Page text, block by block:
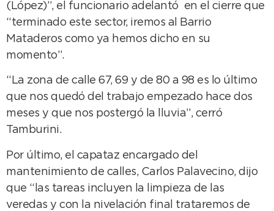
(López)”, el funcionario adelantó en el cierre que
“terminado este sector, iremos al Barrio
Mataderos como ya hemos dicho en su
momento”.
“La zona de calle 67, 69 y de 80 a 98 es lo último
que nos quedó del trabajo empezado hace dos
meses y que nos postergó la lluvia”, cerró
Tamburini.
Por último, el capataz encargado del
mantenimiento de calles, Carlos Palavecino, dijo
que “las tareas incluyen la limpieza de las
veredas y con la nivelación final trataremos de